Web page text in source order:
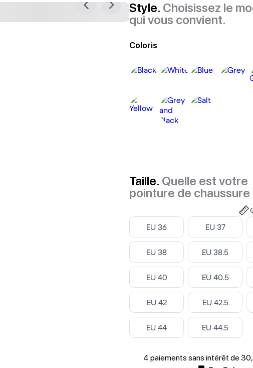
Style. Choisissez le
qui vous convient.
Coloris
Taille. Quelle est votre
pointure de chaussure
Select ‎
EU 36 Select ‎
EU 37
Select ‎
EU 38 Select ‎
EU 38.5
Select ‎
EU 40 Select ‎
EU 40.5
Select ‎
EU 42 Select ‎
EU 42.5
Select ‎
EU 44 Select ‎
EU 44.5
4 paiements sans intérêt de